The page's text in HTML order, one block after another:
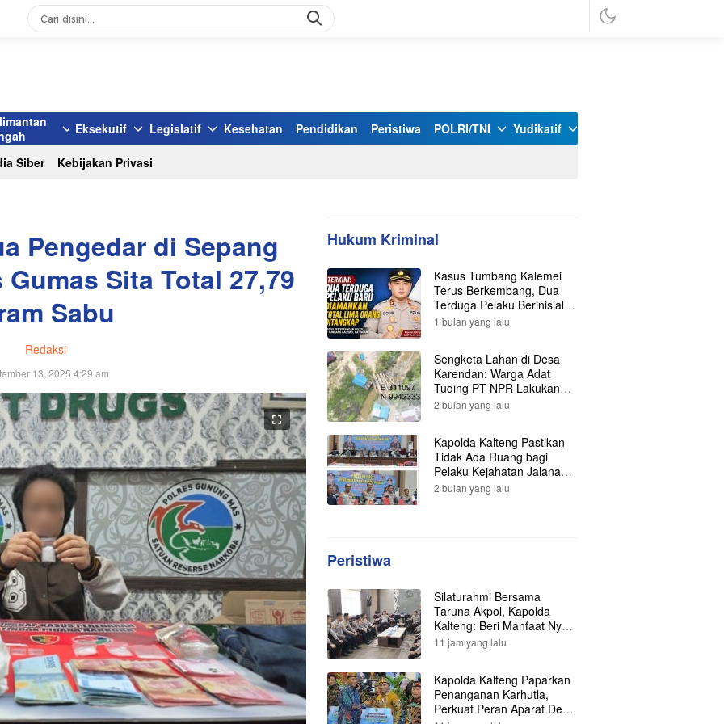
Eksekutif Legislatif Kesehatan Pendidikan Peristiwa POLRI/TNI Yudikatif
Siber Kebijakan Privasi
Pengedar di Sepang
Sita Total 27,79
Sabu
Redaksi
13, 2025 4:29 am
Hukum Kriminal
Kasus Tumbang Kalemei
Terus Berkembang, Dua
Terduga Pelaku Berinisial Y
dan L Ditangkap, Total Lima
1 bulan yang lalu
Sengketa Lahan di Desa
Karendan: Warga Adat
Tuding PT NPR Lakukan
Pengrusakan, Minta
2 bulan yang lalu
Kapolda Kalteng Pastikan
Tidak Ada Ruang bagi
Pelaku Kejahatan Jalanan,
121 Kasus Terungkap dan
2 bulan yang lalu
Peristiwa
Silaturahmi Bersama
Taruna Akpol, Kapolda
Kalteng: Beri Manfaat Nyata
dan Inspiratif Bagi Siswa di
11 jam yang lalu
Kapolda Kalteng Paparkan
Penanganan Karhutla,
Perkuat Peran Aparat Desa